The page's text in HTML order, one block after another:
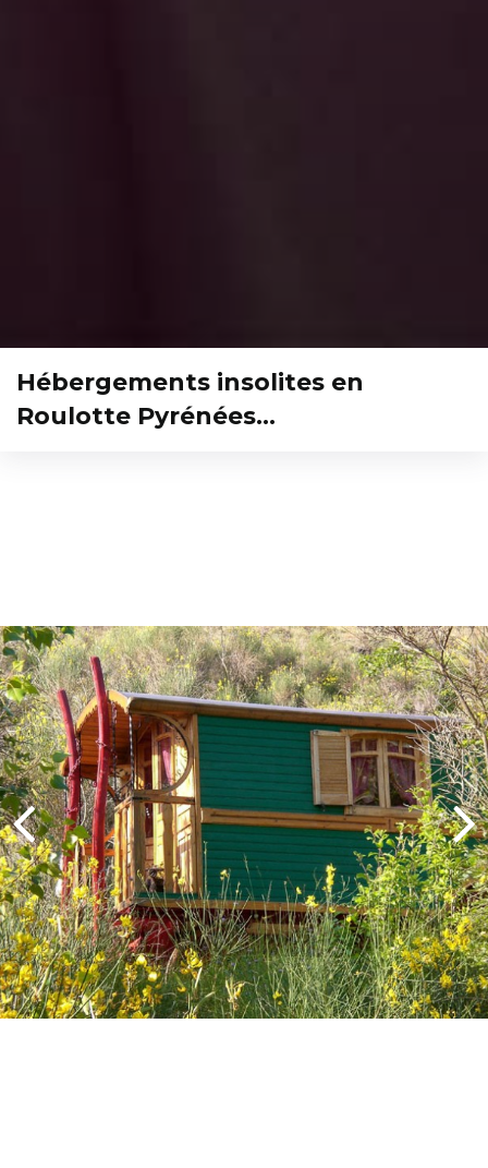
Hébergements insolites en
Roulotte Pyrénées…